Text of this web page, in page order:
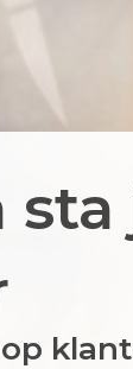
sta